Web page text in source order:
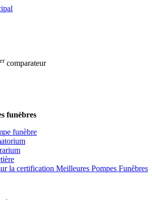
ercomparateur
funèbres
funèbre
la certification Meilleures Pompes Funèbres